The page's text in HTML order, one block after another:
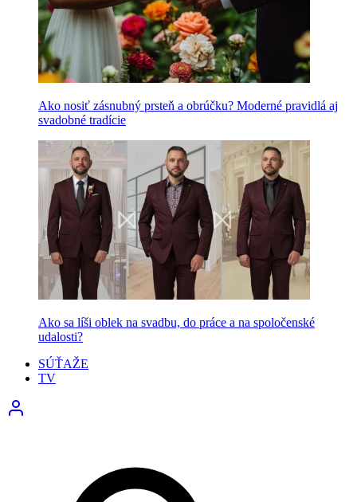
Ako nosiť zásnubný prsteň a obrúčku? Moderné pravidlá aj
svadobné tradície
Ako sa líši oblek na svadbu, do práce a na spoločenské
udalosti?
SÚŤAŽE
TV